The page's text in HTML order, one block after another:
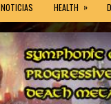
NOTICIAS HEALTH »